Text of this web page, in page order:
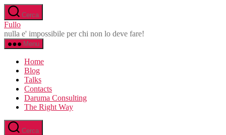
Salta
al
contenuto
Cerca
Fullo
nulla e' impossibile per chi non lo deve fare!
Menu
Home
Blog
Talks
Contacts
Daruma Consulting
The Right Way
Cerca